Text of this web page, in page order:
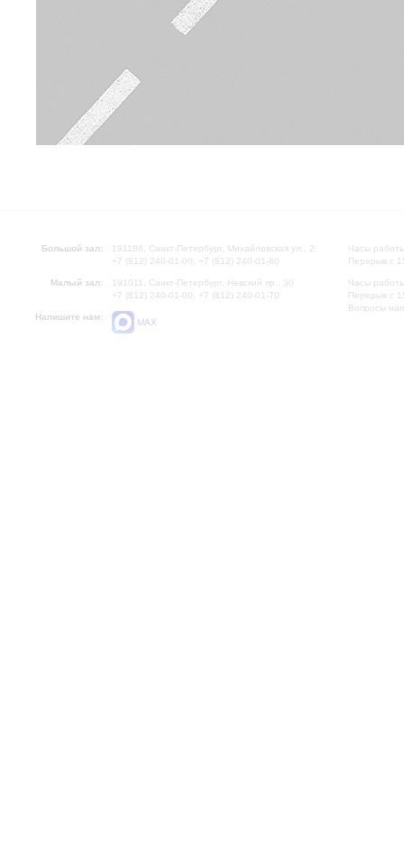
Большой зал:
191186, Санкт-Петербург, Михайловская ул., 2
+7 (812) 240-01-00, +7 (812) 240-01-80
Малый зал:
191011, Санкт-Петербург, Невский пр., 30
+7 (812) 240-01-00, +7 (812) 240-01-70
Напишите нам:
MAX
Часы
Перерыв с
Часы
Перерыв с
Вопросы